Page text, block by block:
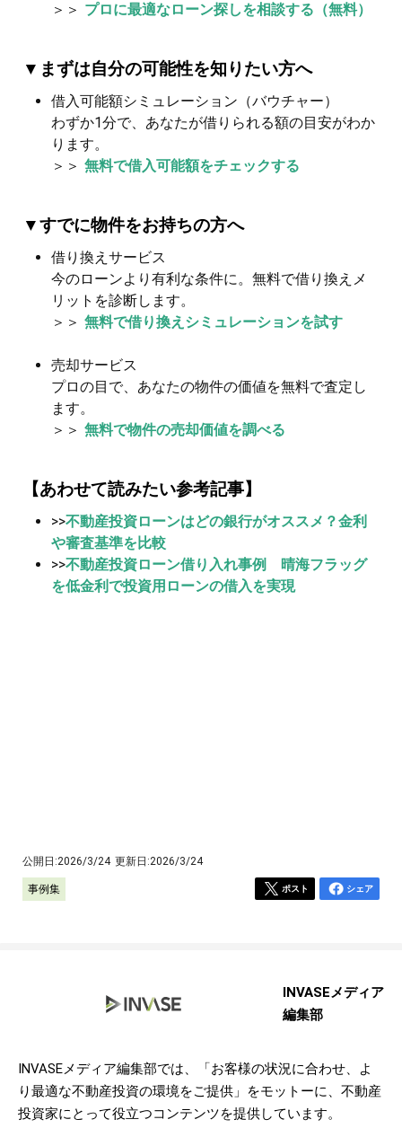
＞＞ プロに最適なローン探しを相談する（無料）
▼まずは自分の可能性を知りたい方へ
借入可能額シミュレーション（バウチャー）
わずか1分で、あなたが借りられる額の目安がわか
ります。
＞＞ 無料で借入可能額をチェックする
▼すでに物件をお持ちの方へ
借り換えサービス
今のローンより有利な条件に。無料で借り換えメ
リットを診断します。
＞＞ 無料で借り換えシミュレーションを試す
売却サービス
プロの目で、あなたの物件の価値を無料で査定し
ます。
＞＞ 無料で物件の売却価値を調べる
【あわせて読みたい参考記事】
>>不動産投資ローンはどの銀行がオススメ？金利
や審査基準を比較
>>不動産投資ローン借り入れ事例 晴海フラッグ
を低金利で投資用ローンの借入を実現
公開日:2026/3/24 更新日:2026/3/24
事例集 ポスト シェア
INVASEメディア
編集部
INVASEメディア編集部では、「お客様の状況に合わせ、よ
り最適な不動産投資の環境をご提供」をモットーに、不動産
投資家にとって役立つコンテンツを提供しています。